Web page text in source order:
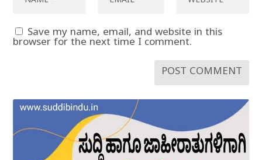
Save my name, email, and website in this
browser for the next time I comment.